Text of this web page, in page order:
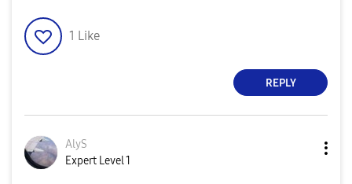
1 Like
REPLY
AlyS
Expert Level 1